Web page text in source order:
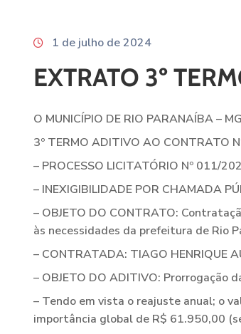
1 de julho de 2024
EXTRATO 3º
O MUNICÍPIO DE RIO PARANAÍBA –
3º TERMO ADITIVO AO CONTRATO
– PROCESSO LICITATÓRIO Nº 011/
– INEXIGIBILIDADE POR CHAMADA
– OBJETO DO CONTRATO:
às necessidades da prefeitura de Rio
– CONTRATADA: TIAGO HENRIQUE
– OBJETO DO ADITIVO: Prorrogação
– Tendo em vista o reajuste anual; o
importância global de R$ 61.950,00